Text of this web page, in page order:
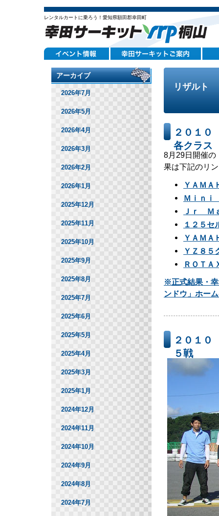
レンタルカートに乗ろう！愛知県額田郡幸田町
リザルト
２０１
各クラス
8月29日開催
果は下記のリ
ＹＡＭＡ
Ｍｉｎ
Ｊｒ Ｍ
１２５
ＹＡＭ
ＹＺ８
ＲＯＴ
※正式結果・
ンドウ」ホー
２０１
５戦
総合結果
アーカイブ
2026年7月
2026年5月
2026年4月
2026年3月
2026年2月
2026年1月
2025年12月
2025年11月
2025年10月
2025年9月
2025年8月
2025年7月
2025年6月
2025年5月
2025年4月
2025年3月
2025年1月
2024年12月
2024年11月
2024年10月
2024年9月
2024年8月
2024年7月